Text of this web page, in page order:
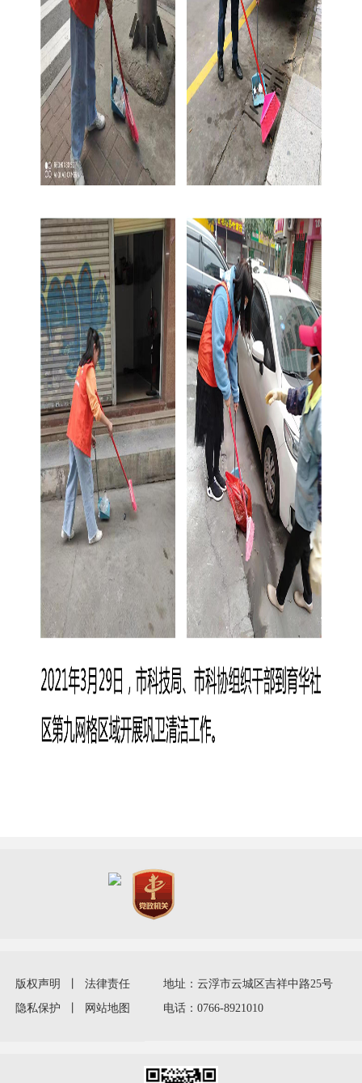
版权声明
法律责任
隐私保护
网站地图
地址：云浮市云城区吉祥中路25号
电话：0766-8921010